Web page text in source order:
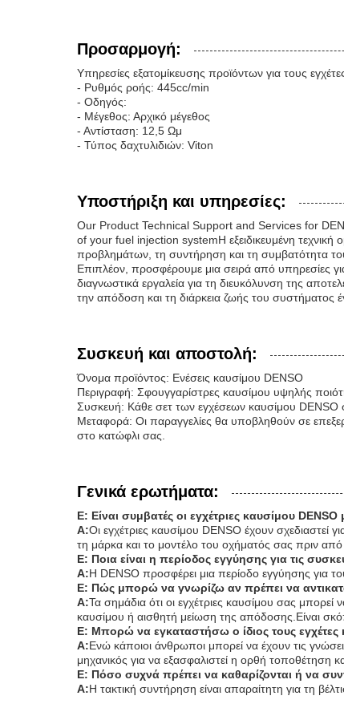
Προσαρμογή:
Υπηρεσίες εξατομίκευσης προϊόντων για τους
- Ρυθμός ροής: 445cc/min
- Οδηγός:
- Μέγεθος: Αρχικό μέγεθος
- Αντίσταση: 12,5 Ωμ
- Τύπος δαχτυλιδιών: Viton
Υποστήριξη και υπηρεσίες:
Our Product Technical Support and Services for
of your fuel injection systemΗ εξειδικευμένη τεχνική
προβλημάτων, τη συντήρηση και τη συμβατότητα
Επιπλέον, προσφέρουμε μια σειρά από υπηρεσίες
διαγνωστικά εργαλεία για τη διευκόλυνση της
την απόδοση και τη διάρκεια ζωής του συστήματος
Συσκευή και αποστολή:
Όνομα προϊόντος: Ενέσεις καυσίμου DENSO
Περιγραφή: Σφουγγαρίστρες καυσίμου υψηλής
Συσκευή: Κάθε σετ των εγχέσεων καυσίμου DENSO
Μεταφορά: Οι παραγγελίες θα υποβληθούν σε
στο κατώφλι σας.
Γενικά ερωτήματα:
Ε: Είναι συμβατές οι εγχέτριες καυσίμου
Α:Οι εγχέτριες καυσίμου DENSO έχουν σχεδιαστεί
τη μάρκα και το μοντέλο του οχήματός σας πριν από
Ε: Ποια είναι η περίοδος εγγύησης για τις
Α:Η DENSO προσφέρει μια περίοδο εγγύησης για
Ε: Πώς μπορώ να γνωρίζω αν πρέπει να
Α:Τα σημάδια ότι οι εγχέτριες καυσίμου σας
καυσίμου ή αισθητή μείωση της απόδοσης.Είναι
Ε: Μπορώ να εγκαταστήσω ο ίδιος τους εγχέτες
Α:Ενώ κάποιοι άνθρωποι μπορεί να έχουν τις
μηχανικός για να εξασφαλιστεί η ορθή τοποθέτηση
Ε: Πόσο συχνά πρέπει να καθαρίζονται ή να
Α:Η τακτική συντήρηση είναι απαραίτητη για τη